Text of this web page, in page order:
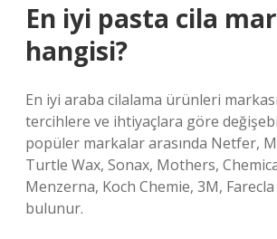
En iyi pasta cila
hangisi?
En iyi araba cilalama ürünleri
tercihlere ve ihtiyaçlara göre
popüler markalar arasında Netfer,
Turtle Wax, Sonax, Mothers,
Menzerna, Koch Chemie, 3M,
bulunur.